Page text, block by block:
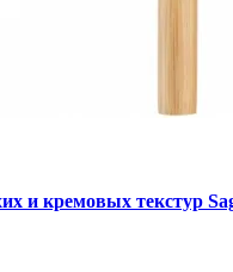
и кремовых текстур